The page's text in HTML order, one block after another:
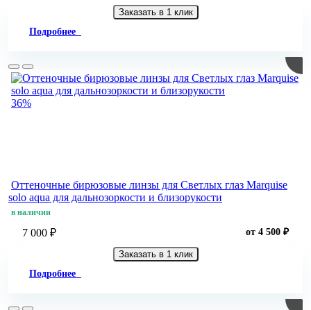
Заказать в 1 клик
Подробнее
36%
Оттеночные бирюзовые линзы для Светлых глаз Marquise
solo aqua для дальнозоркости и близорукости
в наличии
7 000 ₽ от 4 500 ₽
Заказать в 1 клик
Подробнее